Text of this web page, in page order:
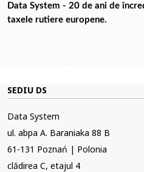
Data System - 20 de ani de
taxele rutiere europene.
SEDIU DS
Data System
ul. abpa A. Baraniaka 88 B
61-131 Poznań | Polonia
clădirea C, etajul 4